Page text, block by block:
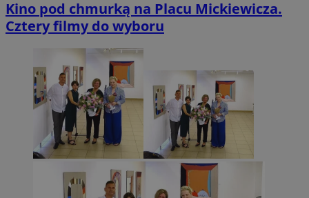
Kino pod chmurką na Placu Mickiewicza.
Cztery filmy do wyboru